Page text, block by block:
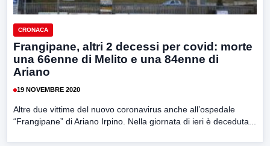
CRONACA
Frangipane, altri 2 decessi per covid: morte
una 66enne di Melito e una 84enne di
Ariano
19 NOVEMBRE 2020
Altre due vittime del nuovo coronavirus anche all’ospedale
“Frangipane” di Ariano Irpino. Nella giornata di ieri è deceduta...